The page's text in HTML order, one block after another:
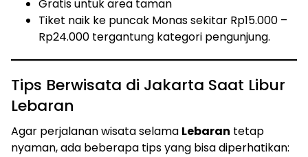
Gratis untuk area taman
Tiket naik ke puncak Monas sekitar Rp15.000 –
Rp24.000 tergantung kategori pengunjung.
Tips Berwisata di Jakarta Saat Libur
Lebaran
Agar perjalanan wisata selama Lebaran tetap
nyaman, ada beberapa tips yang bisa diperhatikan: